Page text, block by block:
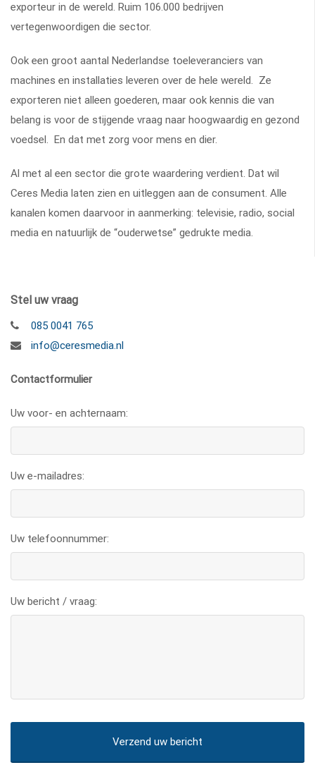
exporteur in de wereld. Ruim 106.000 bedrijven
vertegenwoordigen die sector.
Ook een groot aantal Nederlandse toeleveranciers van
machines en installaties leveren over de hele wereld. Ze
exporteren niet alleen goederen, maar ook kennis die van
belang is voor de stijgende vraag naar hoogwaardig en gezond
voedsel. En dat met zorg voor mens en dier.
Al met al een sector die grote waardering verdient. Dat wil
Ceres Media laten zien en uitleggen aan de consument. Alle
kanalen komen daarvoor in aanmerking: televisie, radio, social
media en natuurlijk de “ouderwetse” gedrukte media.
Stel uw vraag
085 0041 765
info@ceresmedia.nl
Contactformulier
Uw voor- en achternaam:
Uw e-mailadres:
Uw telefoonnummer:
Uw bericht / vraag: